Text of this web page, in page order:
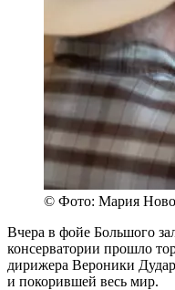
© Фото: Мария
Вчера в фойе Большого
консерватории прошло
дирижера Вероники
и покорившей весь мир.